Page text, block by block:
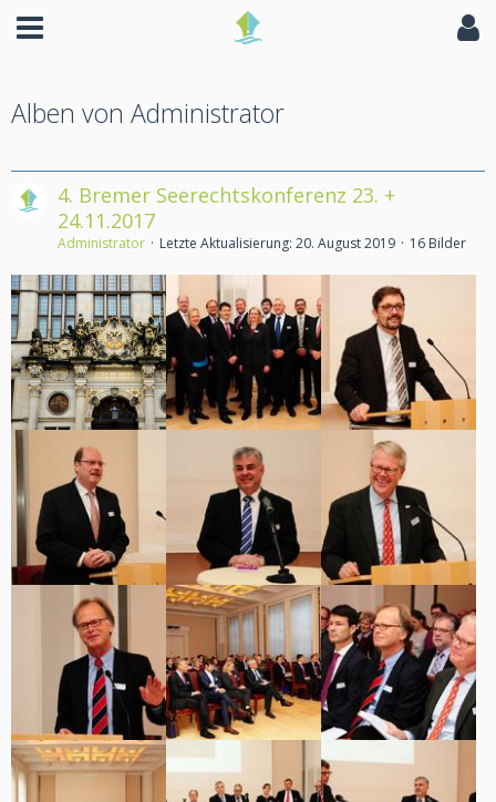
Alben von Administrator
4. Bremer Seerechtskonferenz 23. +
24.11.2017
Administrator Letzte Aktualisierung: 20. August 2019 16 Bilder